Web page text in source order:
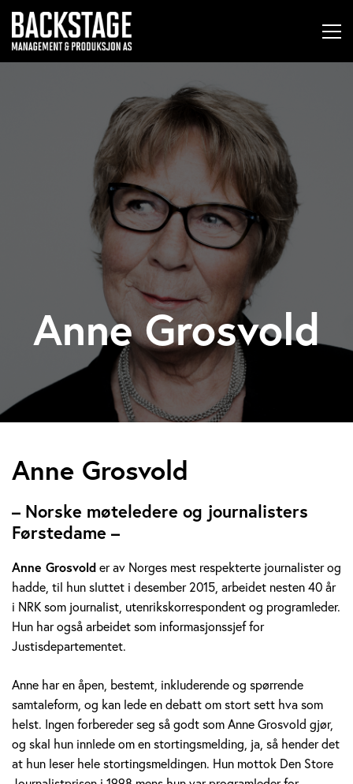
Anne Grosvold
A
n
n
e
G
r
s
v
o
Anne Grosvold
– Norske møteledere og journalisters
Førstedame –
Anne Grosvold er av Norges mest respekterte journalister og
hadde, til hun sluttet i desember 2015, arbeidet nesten 40 år
i NRK som journalist, utenrikskorrespondent og programleder.
Hun har også arbeidet som informasjonssjef for
Justisdepartementet.
Anne har en åpen, bestemt, inkluderende og spørrende
samtaleform, og kan lede en debatt om stort sett hva som
helst. Ingen forbereder seg så godt som Anne Grosvold gjør,
og skal hun innlede om en stortingsmelding, ja, så hender det
at hun leser hele stortingsmeldingen. Hun mottok Den Store